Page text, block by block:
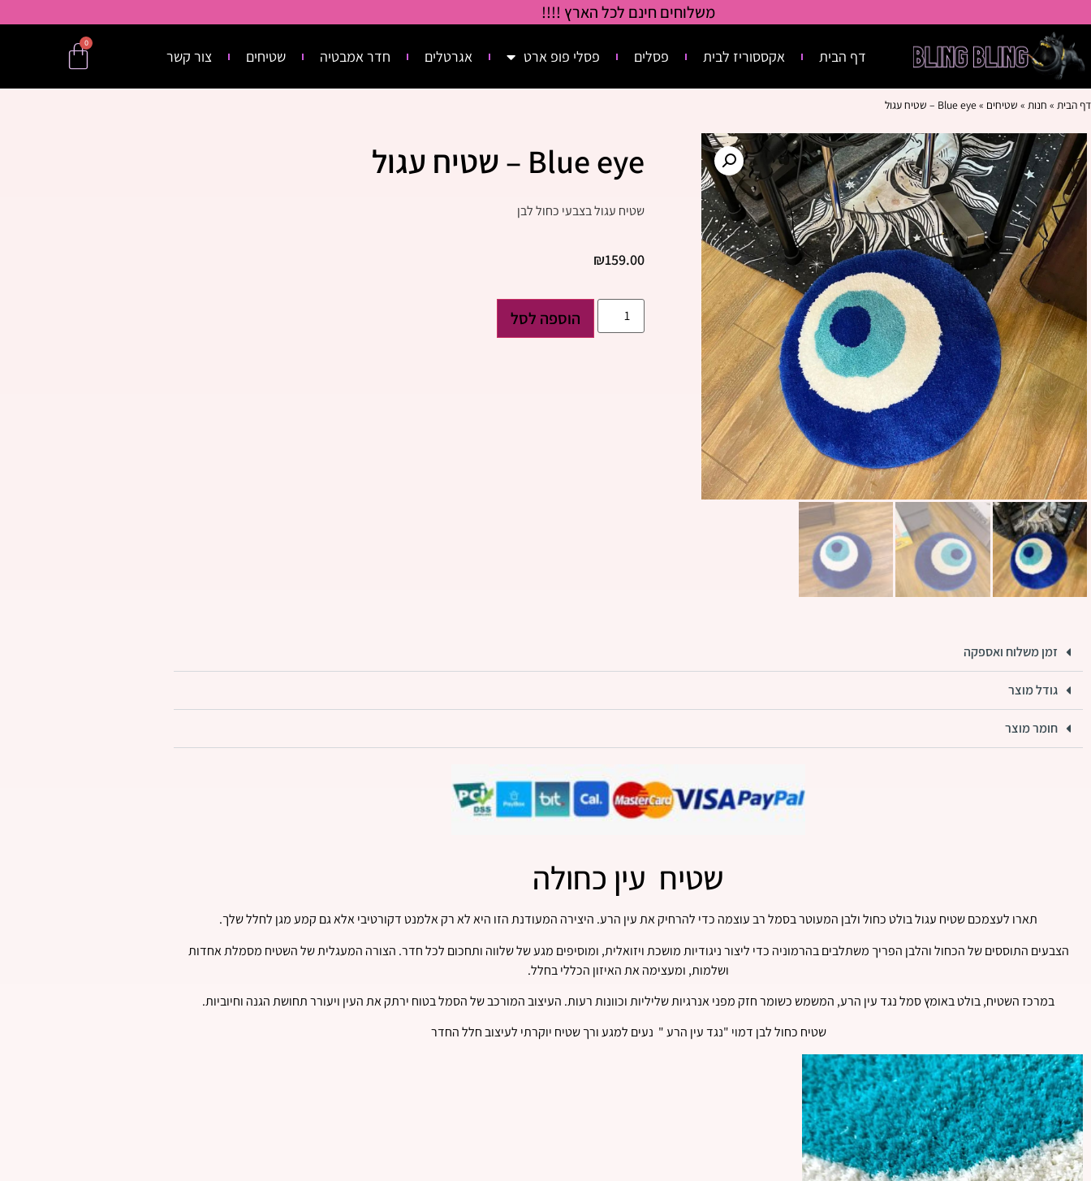
משלוחים חינם לכל הארץ !!!!
דף הבית אקססוריז לבית פסלים פסלי פופ ארט אגרטלים חדר אמבטיה שטיחים צור קשר
0
דף הבית » חנות » שטיחים »Blue eye – שטיח עגול
Blue eye – שטיח עגול
שטיח עגול בצבעי כחול לבן
₪159.00
הוספה לסל
זמן משלוח ואספקה
גודל מוצר
חומר מוצר
שטיח עין כחולה
תארו לעצמכם שטיח עגול בולט כחול ולבן המעוטר בסמל רב עוצמה כדי להרחיק את עין הרע. היצירה המעודנת הזו היא לא רק אלמנט דקורטיבי אלא גם קמע מגן לחלל שלך.
הצבעים התוססים של הכחול והלבן הפריך משתלבים בהרמוניה כדי ליצור ניגודיות מושכת ויזואלית, ומוסיפים מגע של שלווה ותחכום לכל חדר. הצורה המעגלית של השטיח מסמלת אחדות
ושלמות, ומעצימה את האיזון הכללי בחלל.
במרכז השטיח, בולט באומץ סמל נגד עין הרע, המשמש כשומר חזק מפני אנרגיות שליליות וכוונות רעות. העיצוב המורכב של הסמל בטוח ירתק את העין ויעורר תחושת הגנה וחיוביות.
שטיח כחול לבן דמוי "נגד עין הרע " נעים למגע ורך שטיח יוקרתי לעיצוב חלל החדר